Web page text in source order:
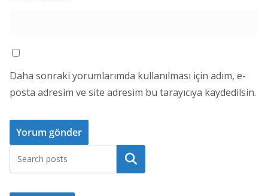
Daha sonraki yorumlarımda kullanılması için adım, e-
posta adresim ve site adresim bu tarayıcıya kaydedilsin.
Ara